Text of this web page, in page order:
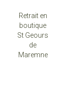
Retrait en
boutique
St Geours
de
Maremne